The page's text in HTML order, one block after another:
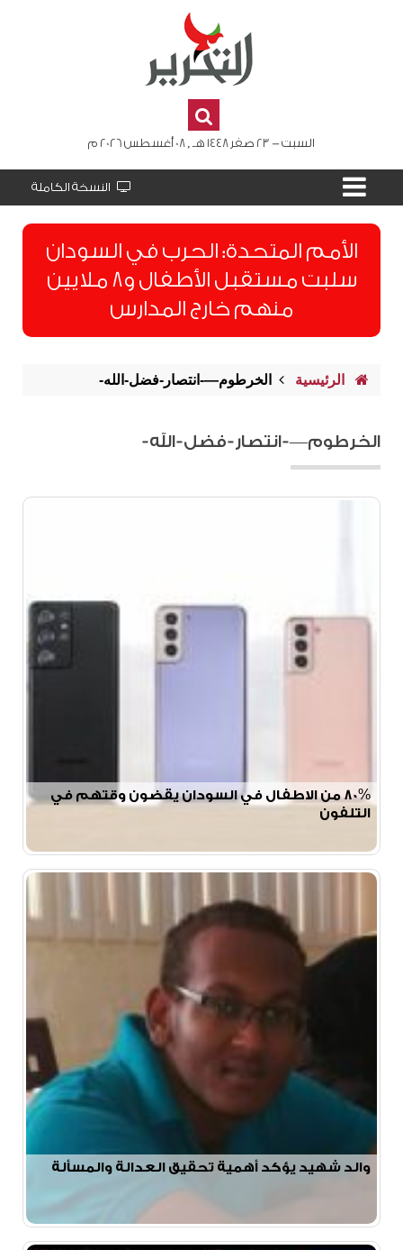
السبت - 23 صفر 1448 هـ , 08 أغسطس 2026 م
النسخة الكاملة
الأمم المتحدة: الحرب في السودان
سلبت مستقبل الأطفال و8 ملايين
منهم خارج المدارس
الرئيسية الخرطوم—-انتصار-فضل-الله-
الخرطوم—-انتصار-فضل-الله-
80% من الاطفال في السودان يقضون وقتهم في
التلفون
والد شهيد يؤكد أهمية تحقيق العدالة والمسألة